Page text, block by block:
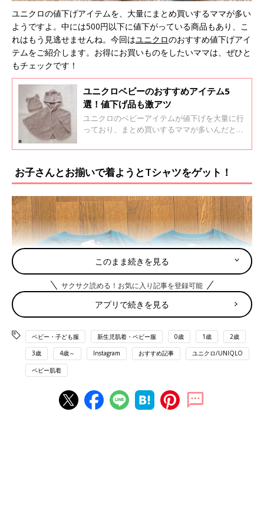
ユニクロの値下げアイテムを、大量にまとめ買いするママが多い
ようですよ。中には500円以下に値下がっている商品もあり、こ
れはもう見逃せませんね。今回はユニクロのおすすめ値下げアイ
テムをご紹介します。お得にお買いものをしたいママは、ぜひと
もチェックです！
ユニクロベビーのおすすめアイテム5
選！値下げ品も激アツ
ユニクロのベビーアイテムが値下げを大量に行
っており、まとめ買いするママが多いんだと
いアイテムたちは、ぜひともゲットしたいです
をご紹介します。
お子さんとお揃いで着ようとTシャツをゲット！
このまま続きを見る
サクサク読める！お気に入り記事を登録可能
アプリで続きを見る
ベビー・子ども服 新生児肌着・ベビー服 0歳 1歳 2歳
3歳 4歳～ Instagram おすすめ記事 ユニクロ/UNIQLO
ベビー肌着